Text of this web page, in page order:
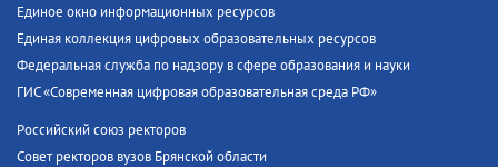
Единое окно информационных ресурсов
Единая коллекция цифровых образовательных ресурсов
Федеральная служба по надзору в сфере образования и науки
ГИС «Современная цифровая образовательная среда РФ»
Российский союз ректоров
Совет ректоров вузов Брянской области